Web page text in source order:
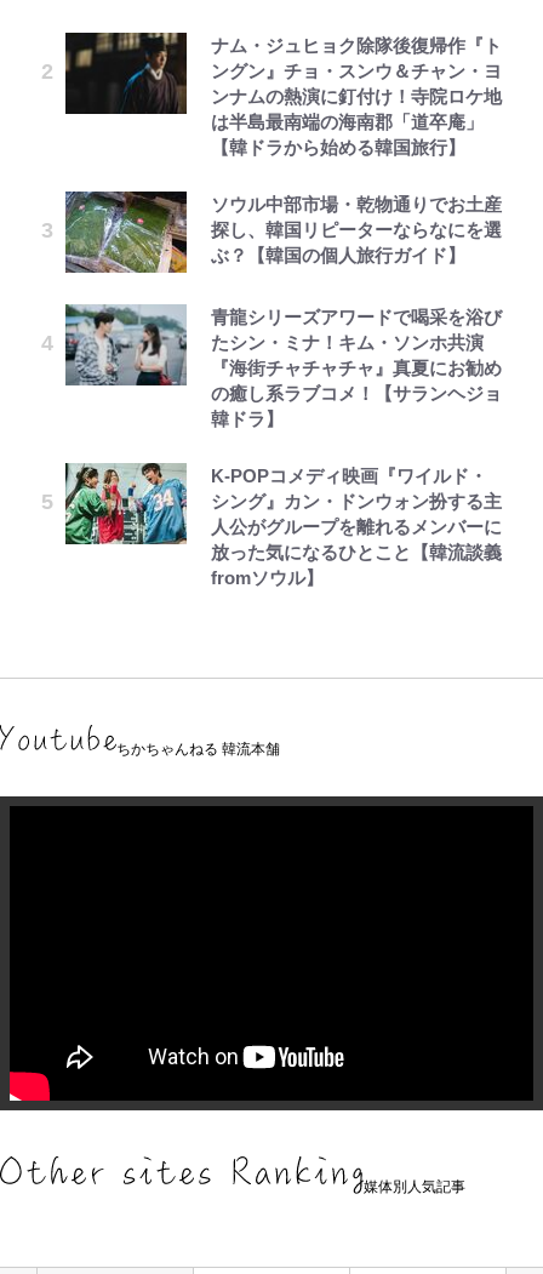
ナム・ジュヒョク除隊後復帰作『ト
ングン』チョ・スンウ＆チャン・ヨ
ンナムの熱演に釘付け！寺院ロケ地
は半島最南端の海南郡「道卒庵」
【韓ドラから始める韓国旅行】
ソウル中部市場・乾物通りでお土産
探し、韓国リピーターならなにを選
ぶ？【韓国の個人旅行ガイド】
青龍シリーズアワードで喝采を浴び
たシン・ミナ！キム・ソンホ共演
『海街チャチャチャ』真夏にお勧め
の癒し系ラブコメ！【サランヘジョ
韓ドラ】
K-POPコメディ映画『ワイルド・
シング』カン・ドンウォン扮する主
人公がグループを離れるメンバーに
放った気になるひとこと【韓流談義
fromソウル】
ちかちゃんねる 韓流本舗
媒体別人気記事